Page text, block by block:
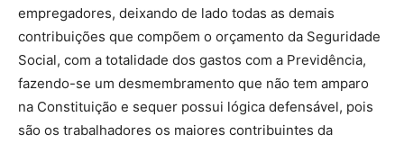
empregadores, deixando de lado todas as demais
contribuições que compõem o orçamento da Seguridade
Social, com a totalidade dos gastos com a Previdência,
fazendo-se um desmembramento que não tem amparo
na Constituição e sequer possui lógica defensável, pois
são os trabalhadores os maiores contribuintes da